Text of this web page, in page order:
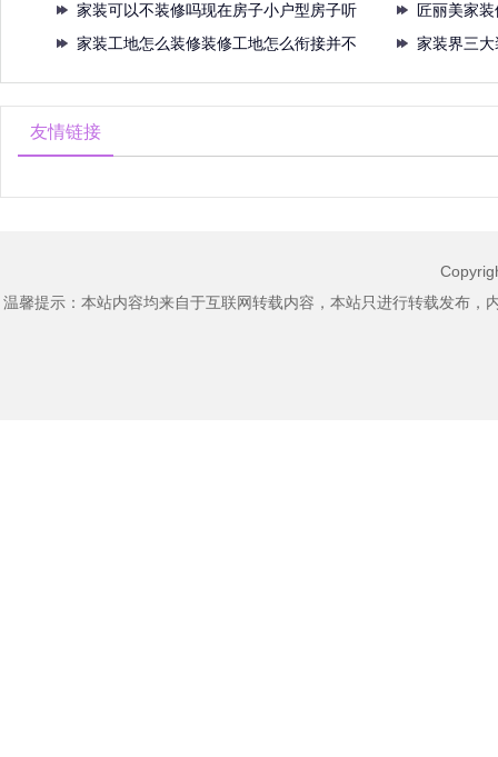
看看
水泥
家装可以不装修吗现在房子小户型房子听
我一
匠丽美家
调让
家装工地怎么装修装修工地怎么衔接并不
家装界三
友情链接
温馨提示：本站内容均来自于互联网转载内容，本站只进行转载发布